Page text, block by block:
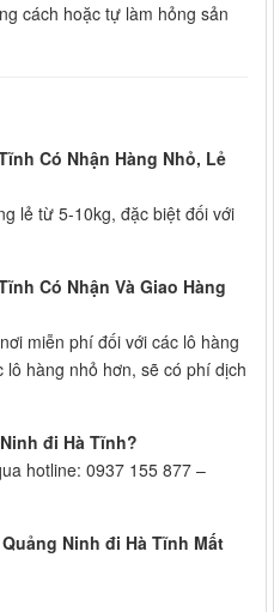
cách hoặc tự làm hỏng sản
Có Nhận Hàng Nhỏ, Lẻ
lẻ từ 5-10kg, đặc biệt đối với
Có Nhận Và Giao Hàng
miễn phí đối với các lô hàng
hàng nhỏ hơn, sẽ có phí dịch
đi Hà Tĩnh?
hotline: 0937 155 877 –
Ninh đi Hà Tĩnh Mất